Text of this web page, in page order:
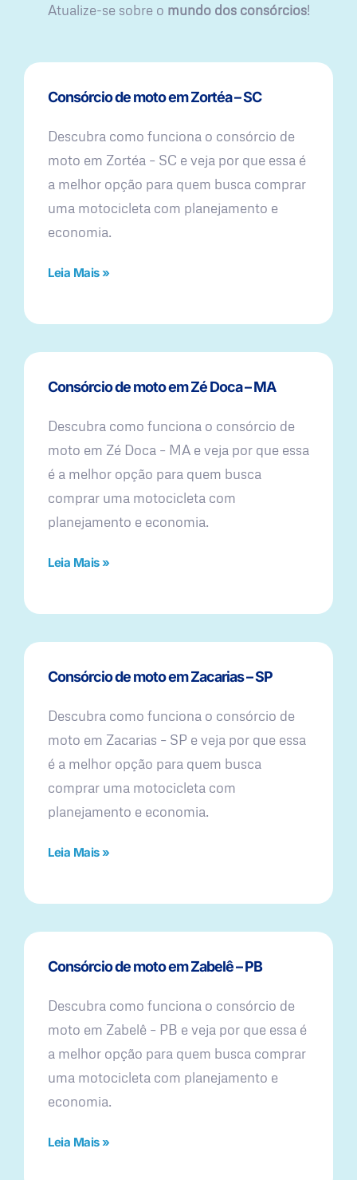
Atualize-se sobre o mundo dos consórcios!
Consórcio de moto em Zortéa – SC
Descubra como funciona o consórcio de
moto em Zortéa – SC e veja por que essa é
a melhor opção para quem busca comprar
uma motocicleta com planejamento e
economia.
Leia Mais »
Consórcio de moto em Zé Doca – MA
Descubra como funciona o consórcio de
moto em Zé Doca – MA e veja por que essa
é a melhor opção para quem busca
comprar uma motocicleta com
planejamento e economia.
Leia Mais »
Consórcio de moto em Zacarias – SP
Descubra como funciona o consórcio de
moto em Zacarias – SP e veja por que essa
é a melhor opção para quem busca
comprar uma motocicleta com
planejamento e economia.
Leia Mais »
Consórcio de moto em Zabelê – PB
Descubra como funciona o consórcio de
moto em Zabelê – PB e veja por que essa é
a melhor opção para quem busca comprar
uma motocicleta com planejamento e
economia.
Leia Mais »